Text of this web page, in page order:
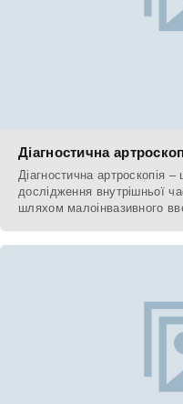
Діагностична
Діагностична артроскопія
дослідження внутрішньої
шляхом малоінвазивного